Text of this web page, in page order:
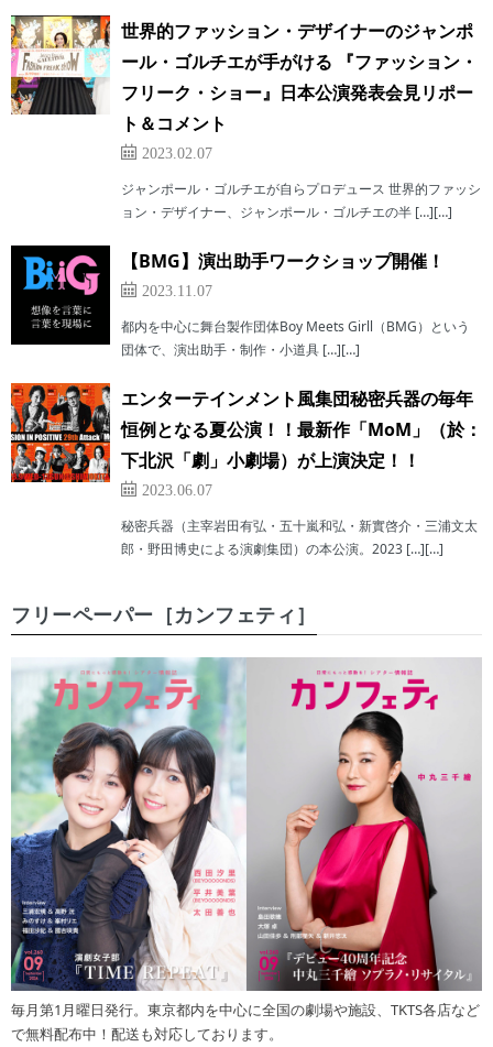
世界的ファッション・デザイナーのジャンポ
ール・ゴルチエが⼿がける 『ファッション・
フリーク・ショー』⽇本公演発表会⾒リポー
ト＆コメント
2023.02.07
ジャンポール・ゴルチエが⾃らプロデュース 世界的ファッシ
ョン・デザイナー、ジャンポール・ゴルチエの半 […][…]
【BMG】演出助手ワークショップ開催！
2023.11.07
都内を中心に舞台製作団体Boy Meets Girll（BMG）という
団体で、演出助手・制作・小道具 […][…]
エンターテインメント風集団秘密兵器の毎年
恒例となる夏公演！！最新作「MoM」（於：
下北沢「劇」小劇場）が上演決定！！
2023.06.07
秘密兵器（主宰岩田有弘・五十嵐和弘・新實啓介・三浦文太
郎・野田博史による演劇集団）の本公演。2023 […][…]
フリーペーパー［カンフェティ］
毎月第1月曜日発行。東京都内を中心に全国の劇場や施設、TKTS各店など
で無料配布中！配送も対応しております。